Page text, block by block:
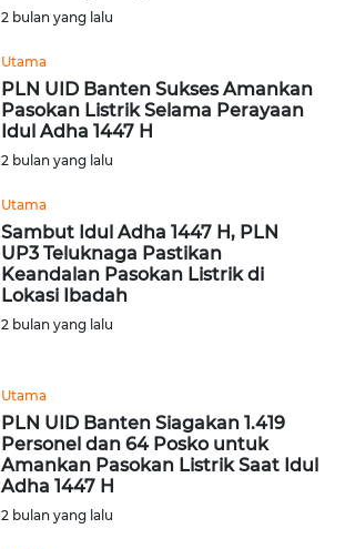
2 bulan yang lalu
Utama
PLN UID Banten Sukses Amankan
Pasokan Listrik Selama Perayaan
Idul Adha 1447 H
2 bulan yang lalu
Utama
Sambut Idul Adha 1447 H, PLN
UP3 Teluknaga Pastikan
Keandalan Pasokan Listrik di
Lokasi Ibadah
2 bulan yang lalu
Utama
PLN UID Banten Siagakan 1.419
Personel dan 64 Posko untuk
Amankan Pasokan Listrik Saat Idul
Adha 1447 H
2 bulan yang lalu